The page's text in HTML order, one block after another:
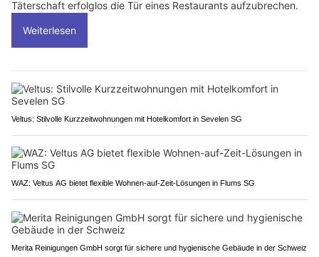
Täterschaft erfolglos die Tür eines Restaurants aufzubrechen.
Weiterlesen
Veltus: Stilvolle Kurzzeitwohnungen mit Hotelkomfort in Sevelen SG
WAZ: Veltus AG bietet flexible Wohnen-auf-Zeit-Lösungen in Flums SG
Merita Reinigungen GmbH sorgt für sichere und hygienische Gebäude in der Schweiz